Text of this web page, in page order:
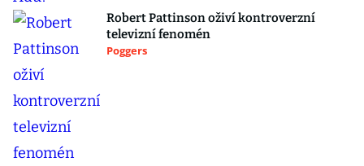
Robert Pattinson oživí kontroverzní
televizní fenomén
Poggers